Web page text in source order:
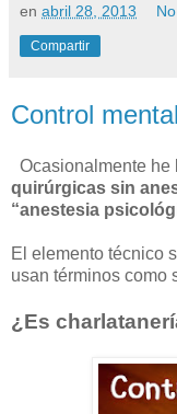
en abril 28, 2013
Compartir
Control
Ocasionalmente
quirúrgicas sin
“anestesia
El elemento técnico
usan términos como
¿Es